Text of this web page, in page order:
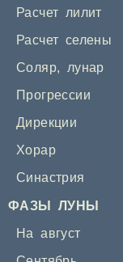
Расчет лилит
Расчет селены
Соляр, лунар
Прогрессии
Дирекции
Хорар
Синастрия
ФАЗЫ ЛУНЫ
На август